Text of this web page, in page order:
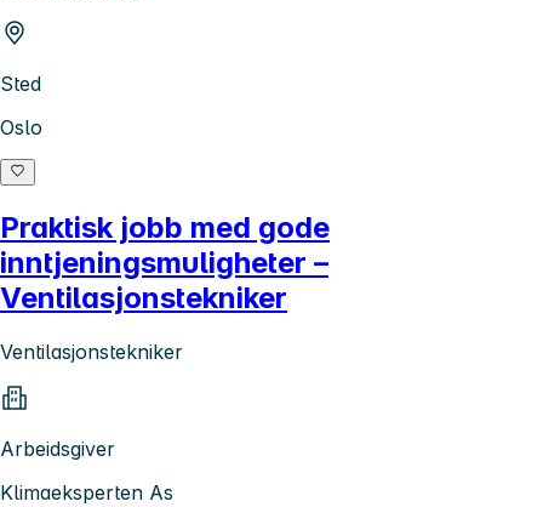
Sted
Oslo
Praktisk jobb med gode
inntjeningsmuligheter –
Ventilasjonstekniker
Ventilasjonstekniker
Arbeidsgiver
Klimaeksperten As